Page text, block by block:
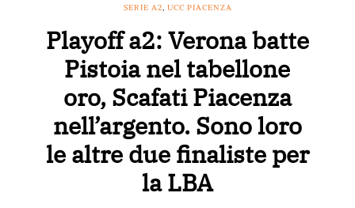
SERIE A2, UCC PIACENZA
Playoff a2: Verona batte
Pistoia nel tabellone
oro, Scafati Piacenza
nell’argento. Sono loro
le altre due finaliste per
la LBA